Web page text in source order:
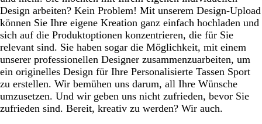
Design arbeiten? Kein Problem! Mit unserem Design-Upload
können Sie Ihre eigene Kreation ganz einfach hochladen und
sich auf die Produktoptionen konzentrieren, die für Sie
relevant sind. Sie haben sogar die Möglichkeit, mit einem
unserer professionellen Designer zusammenzuarbeiten, um
ein originelles Design für Ihre Personalisierte Tassen Sport
zu erstellen. Wir bemühen uns darum, all Ihre Wünsche
umzusetzen. Und wir geben uns nicht zufrieden, bevor Sie
zufrieden sind. Bereit, kreativ zu werden? Wir auch.